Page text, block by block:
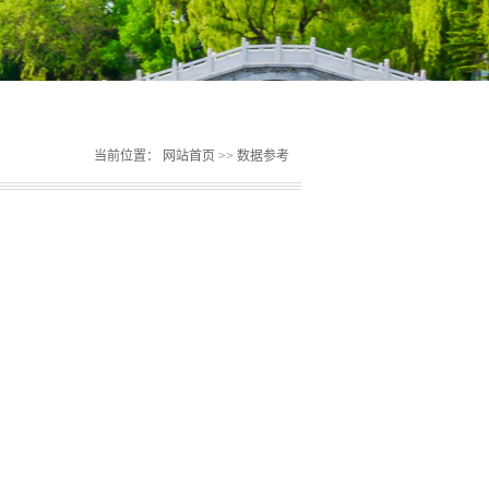
当前位置： 网站首页 >> 数据参考